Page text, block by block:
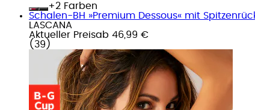
+
Farben
Schalen-BH »Premium Dessous« mit
LASCANA
Aktueller Preisab 46,99 €
( 39 )